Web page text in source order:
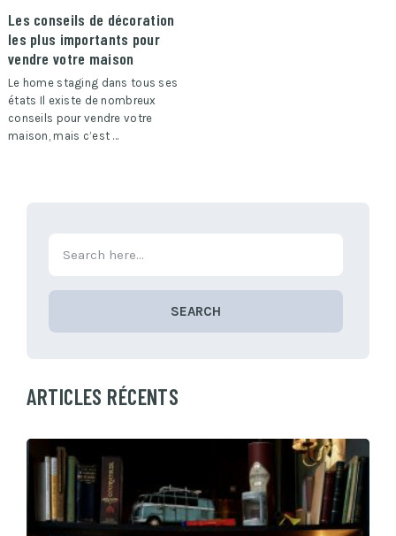
Les conseils de décoration
les plus importants pour
vendre votre maison
Le home staging dans tous ses
états Il existe de nombreux
conseils pour vendre votre
maison, mais c’est …
SEARCH
ARTICLES RÉCENTS